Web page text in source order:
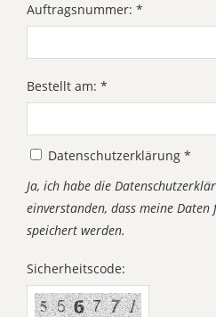
Auftragsnummer: *
Bestellt am: *
Datenschutzerklärung *
Ja, ich habe die
einverstanden, dass meine
speichert werden.
Sicherheitscode: